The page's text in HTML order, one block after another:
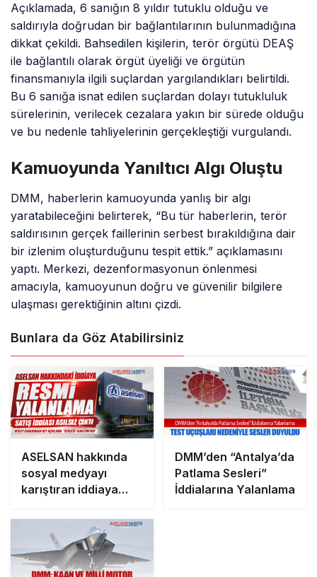
Açıklamada, 6 sanığın 8 yıldır tutuklu olduğu ve
saldırıyla doğrudan bir bağlantılarının bulunmadığına
dikkat çekildi. Bahsedilen kişilerin, terör örgütü DEAŞ
ile bağlantılı olarak örgüt üyeliği ve örgütün
finansmanıyla ilgili suçlardan yargılandıkları belirtildi.
Bu 6 sanığa isnat edilen suçlardan dolayı tutukluluk
sürelerinin, verilecek cezalara yakın bir sürede olduğu
ve bu nedenle tahliyelerinin gerçekleştiği vurgulandı.
Kamuoyunda Yanıltıcı Algı Oluştu
DMM, haberlerin kamuoyunda yanlış bir algı
yaratabileceğini belirterek, “Bu tür haberlerin, terör
saldırısının gerçek faillerinin serbest bırakıldığına dair
bir izlenim oluşturduğunu tespit ettik.” açıklamasını
yaptı. Merkezi, dezenformasyonun önlenmesi
amacıyla, kamuoyunun doğru ve güvenilir bilgilere
ulaşması gerektiğinin altını çizdi.
Bunlara da Göz Atabilirsiniz
ASELSAN hakkında
sosyal medyayı
karıştıran iddiaya
DMM’den “Antalya’da
Patlama Sesleri”
İddialarına Yalanlama